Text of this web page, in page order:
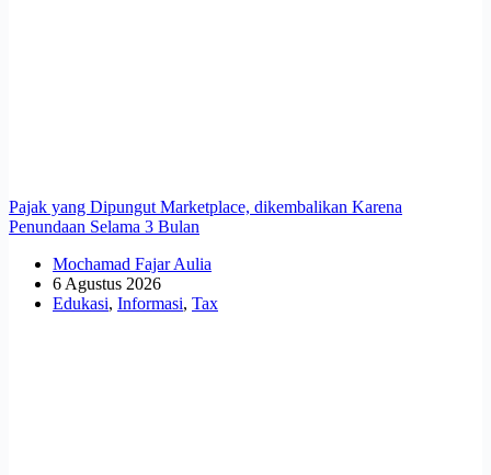
Pajak yang Dipungut Marketplace, dikembalikan Karena
Penundaan Selama 3 Bulan
Mochamad Fajar Aulia
6 Agustus 2026
Edukasi, Informasi, Tax